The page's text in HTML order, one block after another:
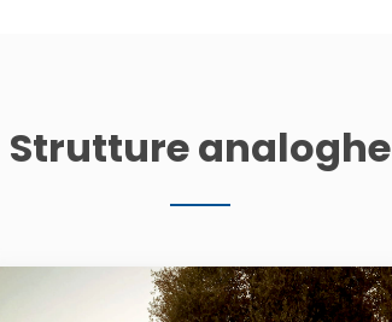
Strutture analoghe